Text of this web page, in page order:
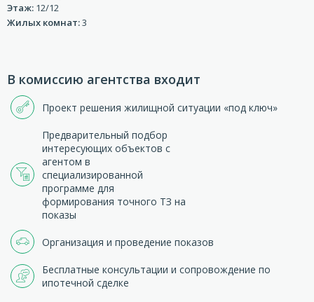
Этаж: 12/12
Жилых комнат:3
В комиссию агентства входит
Проект решения жилищной ситуации «под ключ»
Предварительный подбор
интересующих объектов с
агентом в
специализированной
программе для
формирования точного ТЗ на
показы
Организация и проведение показов
Бесплатные консультации и сопровождение по
ипотечной сделке